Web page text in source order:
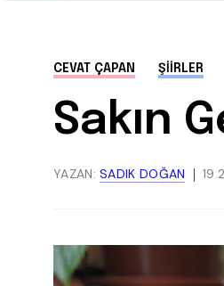
CEVAT ÇAPAN ŞIIRLER
Sakın
YAZAN:SADIK DOĞAN